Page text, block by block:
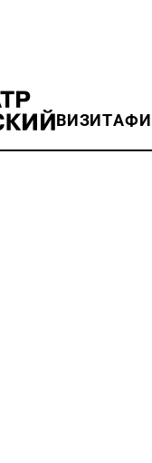
ВИЗИТ